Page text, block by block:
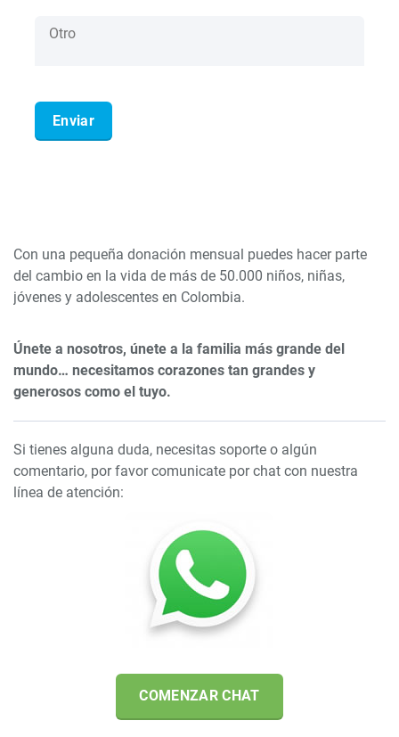
Con una pequeña donación mensual puedes hacer parte
del cambio en la vida de más de 50.000 niños, niñas,
jóvenes y adolescentes en Colombia.
Únete a nosotros, únete a la familia más grande del
mundo… necesitamos corazones tan grandes y
generosos como el tuyo.
Si tienes alguna duda, necesitas soporte o algún
comentario, por favor comunicate por chat con nuestra
línea de atención:
COMENZAR CHAT